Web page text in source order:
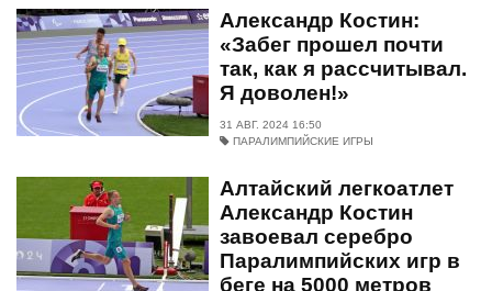
Александр Костин:
«Забег прошел почти
так, как я рассчитывал.
Я доволен!»
31 АВГ. 2024 16:50
ПАРАЛИМПИЙСКИЕ ИГРЫ
Алтайский легкоатлет
Александр Костин
завоевал серебро
Паралимпийских игр в
беге на 5000 метров